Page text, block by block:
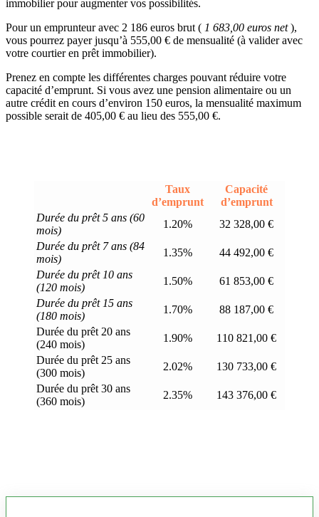
immobilier pour augmenter vos possibilités.
Pour un emprunteur avec 2 186 euros brut ( 1 683,00 euros net),
vous pourrez payer jusqu’à 555,00 € de mensualité (à valider avec
votre courtier en prêt immobilier).
Prenez en compte les différentes charges pouvant réduire votre
capacité d’emprunt. Si vous avez une pension alimentaire ou un
autre crédit en cours d’environ 150 euros, la mensualité maximum
possible serait de 405,00 € au lieu des 555,00 €.
Taux
d’emprunt
Capacité
d’emprunt
Durée du prêt 5 ans (60
mois)
1.20%
32 328,00 €
Durée du prêt 7 ans (84
mois)
1.35%
44 492,00 €
Durée du prêt 10 ans
(120 mois)
1.50%
61 853,00 €
Durée du prêt 15 ans
(180 mois)
1.70%
88 187,00 €
Durée du prêt 20 ans
(240 mois)
1.90%
110 821,00 €
Durée du prêt 25 ans
(300 mois)
2.02%
130 733,00 €
Durée du prêt 30 ans
(360 mois)
2.35% 143 376,00 €